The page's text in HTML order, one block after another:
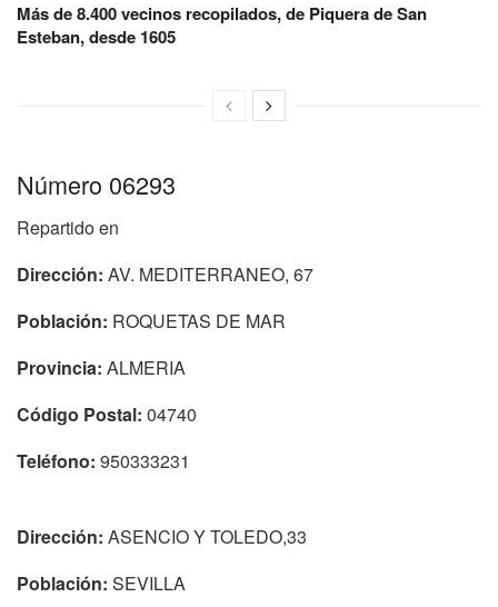
Más de 8.400 vecinos recopilados, de Piquera de San
Esteban, desde 1605
Número 06293
Repartido en
Dirección: AV. MEDITERRANEO, 67
Población: ROQUETAS DE MAR
Provincia: ALMERIA
Código Postal: 04740
Teléfono: 950333231
Dirección: ASENCIO Y TOLEDO,33
Población: SEVILLA